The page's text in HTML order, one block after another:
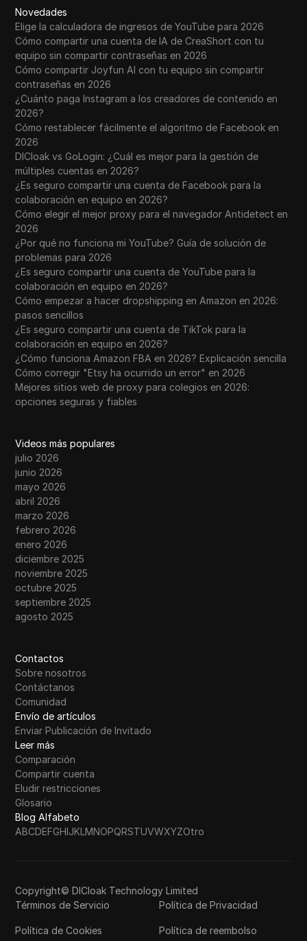
Novedades
Elige la calculadora de ingresos de YouTube para 2026
Cómo compartir una cuenta de IA de CreaShort con tu
equipo sin compartir contraseñas en 2026
Cómo compartir Joyfun AI con tu equipo sin compartir
contraseñas en 2026
¿Cuánto paga Instagram a los creadores de contenido en
2026?
Cómo restablecer fácilmente el algoritmo de Facebook en
2026
DICloak vs GoLogin: ¿Cuál es mejor para la gestión de
múltiples cuentas en 2026?
¿Es seguro compartir una cuenta de Facebook para la
colaboración en equipo en 2026?
Cómo elegir el mejor proxy para el navegador Antidetect en
2026
¿Por qué no funciona mi YouTube? Guía de solución de
problemas para 2026
¿Es seguro compartir una cuenta de YouTube para la
colaboración en equipo en 2026?
Cómo empezar a hacer dropshipping en Amazon en 2026:
pasos sencillos
¿Es seguro compartir una cuenta de TikTok para la
colaboración en equipo en 2026?
¿Cómo funciona Amazon FBA en 2026? Explicación sencilla
Cómo corregir "Etsy ha ocurrido un error" en 2026
Mejores sitios web de proxy para colegios en 2026:
opciones seguras y fiables
Videos más populares
julio 2026
junio 2026
mayo 2026
abril 2026
marzo 2026
febrero 2026
enero 2026
diciembre 2025
noviembre 2025
octubre 2025
septiembre 2025
agosto 2025
Contactos
Sobre nosotros
Contáctanos
Comunidad
Envío de artículos
Enviar Publicación de Invitado
Leer más
Comparación
Compartir cuenta
Eludir restricciones
Glosario
Blog Alfabeto
ABCDEFGHIJKLMNOPQRSTUVWXYZOtro
Copyright© DICloak Technology Limited
Términos de Servicio
Política de Privacidad
Política de Cookies Política de reembolso